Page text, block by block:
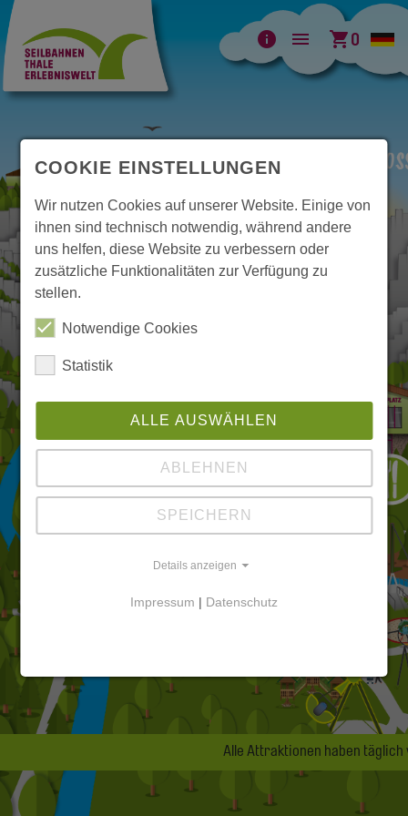
info menu shopping_cart0
Alle Attraktionen haben täglich
Herzlich Willkommen
in der Seilbahnen Thale
COOKIE EINSTELLUNGEN
Wir nutzen Cookies auf unserer Website. Einige von
ihnen sind technisch notwendig, während andere
uns helfen, diese Website zu verbessern oder
zusätzliche Funktionalitäten zur Verfügung zu
stellen.
Notwendige Cookies
Statistik
ALLE AUSWÄHLEN
ABLEHNEN
SPEICHERN
Details anzeigen
Impressum | Datenschutz